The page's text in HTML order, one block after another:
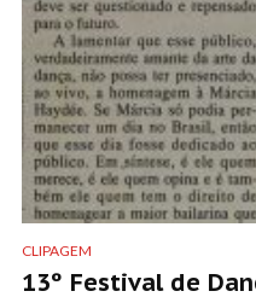
CLIPAGEM
13º Festival de